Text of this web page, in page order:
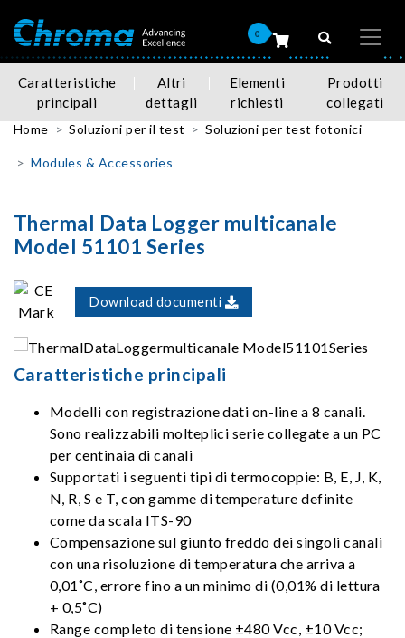
0
Caratteristiche
principali
Altri
dettagli
Elementi
richiesti
Prodotti
collegati
Home Soluzioni per il test Soluzioni per test fotonici
Modules & Accessories
Thermal Data Logger multicanale
Model 51101 Series
Download documenti
Caratteristiche principali
Modelli con registrazione dati on-line a 8 canali.
Sono realizzabili molteplici serie collegate a un PC
per centinaia di canali
Supportati i seguenti tipi di termocoppie: B, E, J, K,
N, R, S e T, con gamme di temperature definite
come da scala ITS-90
Compensazione sul giunto freddo dei singoli canali
con una risoluzione di temperatura che arriva a
0,01˚C, errore fino a un minimo di (0,01% di lettura
+ 0,5˚C)
Range completo di tensione ±480 Vcc, ±10 Vcc;